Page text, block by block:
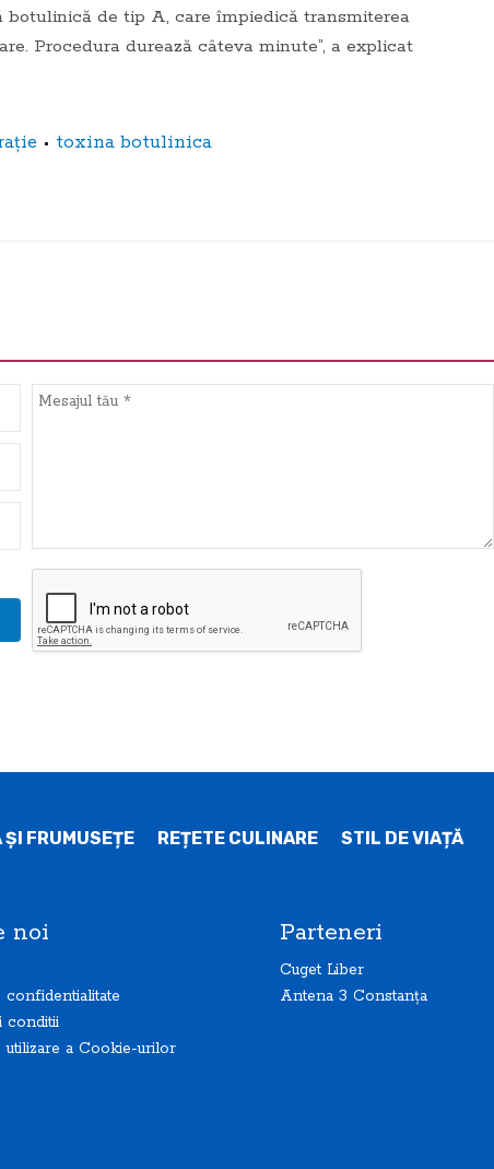
de tip A, care împiedică transmiterea
Procedura durează câteva minute”, a explicat
• toxina botulinica
ŞI FRUMUSEȚE REȚETE CULINARE STIL DE VIAȚĂ
noi
confidentialitate
conditii
utilizare a Cookie-urilor
Parteneri
Cuget Liber
Antena 3 Constanța